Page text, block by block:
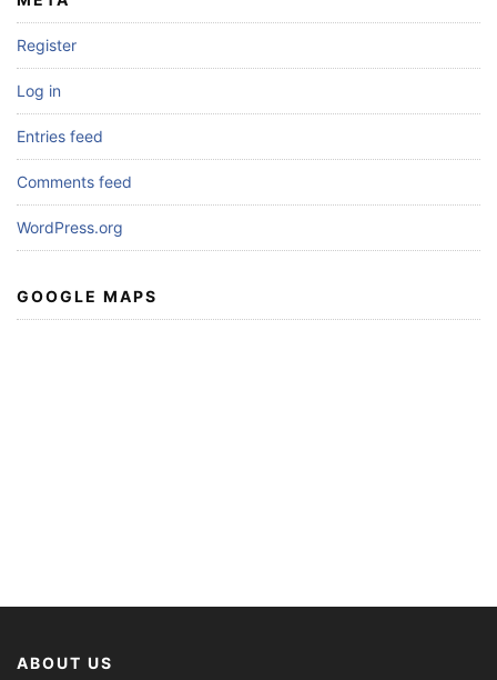
Register
Log in
Entries feed
Comments feed
WordPress.org
GOOGLE MAPS
ABOUT US